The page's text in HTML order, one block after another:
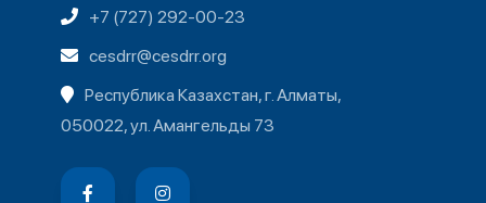
+7 (727) 292-00-23
cesdrr@cesdrr.org
Республика Казахстан, г. Алматы,
050022, ул. Амангельды 73